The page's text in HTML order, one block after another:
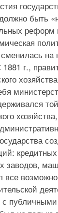
быть
г.,
заводов,
с